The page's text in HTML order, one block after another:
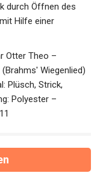
durch Öffnen des
Hilfe einer
Otter Theo –
Wiegenlied)
Plüsch, Strick,
Polyester –